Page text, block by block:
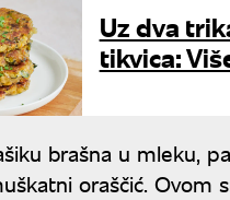
Uz dva
tikvica:
brašna u mleku,
oraščić. Ovom